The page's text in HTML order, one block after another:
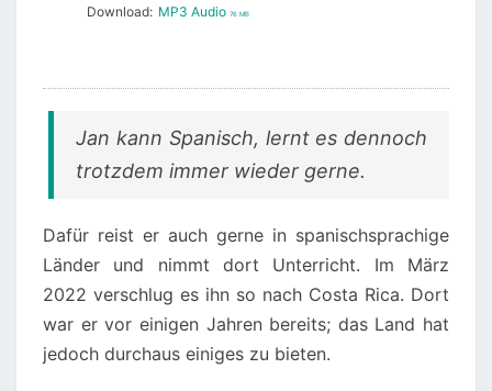
Download: MP3 Audio 76 MB
Jan kann Spanisch, lernt es dennoch
trotzdem immer wieder gerne.
Dafür reist er auch gerne in spanischsprachige
Länder und nimmt dort Unterricht. Im März
2022 verschlug es ihn so nach Costa Rica. Dort
war er vor einigen Jahren bereits; das Land hat
jedoch durchaus einiges zu bieten.